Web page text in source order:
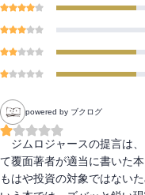
powered by ブクログ
ジムロジャースの提言は
て覆面著者が適当に書いた
もはや投資の対象ではない